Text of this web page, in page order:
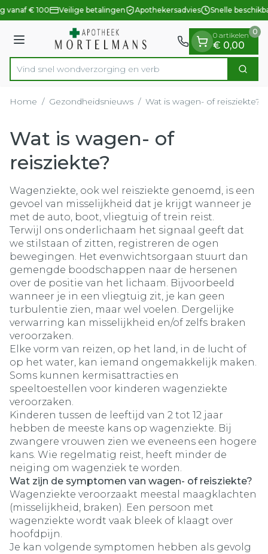
Ga naar de inhoud
1 van 1
vanaf € 100 Veilige betalingen Apothekersadvies Snelle
Menu
Product, merk, categorie...
Vind snel wondverzorging en Zoek
0 artikelen
€ 0,00
0
Home / Gezondheidsnieuws / Wat is wagen- of reisziekte?
Wat is wagen- of
reisziekte?
Wagenziekte, ook wel reisziekte genoemd, is een
gevoel van misselijkheid dat je krijgt wanneer je
met de auto, boot, vliegtuig of trein reist.
Terwijl ons onderlichaam het signaal geeft dat
we stilstaan of zitten, registreren de ogen
bewegingen. Het evenwichtsorgaan stuurt dan
gemengde boodschappen naar de hersenen
over de positie van het lichaam. Bijvoorbeeld
wanneer je in een vliegtuig zit, je kan geen
turbulentie zien, maar wel voelen. Dergelijke
verwarring kan misselijkheid en/of zelfs braken
veroorzaken.
Elke vorm van reizen, op het land, in de lucht of
op het water, kan iemand ongemakkelijk maken.
Soms kunnen kermisattracties en
speeltoestellen voor kinderen wagenziekte
veroorzaken.
Kinderen tussen de leeftijd van 2 tot 12 jaar
hebben de meeste kans op wagenziekte. Bij
zwangere vrouwen zien we eveneens een hogere
kans. Wie regelmatig reist, heeft minder de
neiging om wagenziek te worden.
Wat zijn de symptomen van wagen- of reisziekte?
Wagenziekte veroorzaakt meestal maagklachten
(misselijkheid, braken). Een persoon met
wagenziekte wordt vaak bleek of klaagt over
hoofdpijn.
Je kan volgende symptomen hebben als gevolg